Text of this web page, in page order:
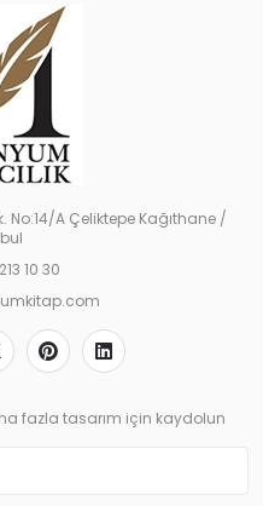
No:14/A Çeliktepe Kağıthane /
10 30
fazla tasarım için kaydolun